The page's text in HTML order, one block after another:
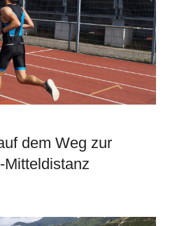
dem Weg zur
Mitteldistanz